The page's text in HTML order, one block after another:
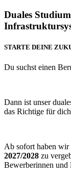
Duales
STARTE DEINE
Du suchst einen
Dann ist unser
das Richtige für
Ab sofort haben wir
2027/2028 zu
Bewerberinnen